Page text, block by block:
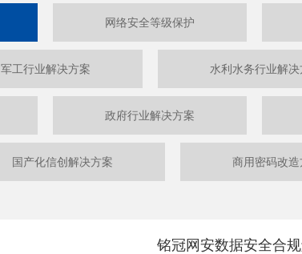
网络安全等级保护
军工行业解决方案 水利水务行业解决
政府行业解决方案
国产化信创解决方案 商用密码改造
铭冠网安数据安全合